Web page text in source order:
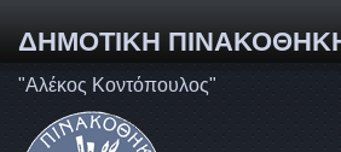
ΔΗΜΟΤΙΚΗ
"Αλέκος Κοντόπουλος"